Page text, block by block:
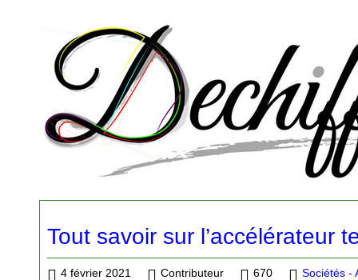
Tout savoir sur l’accélérateur
4 février 2021 Contributeur 670 Sociétés -